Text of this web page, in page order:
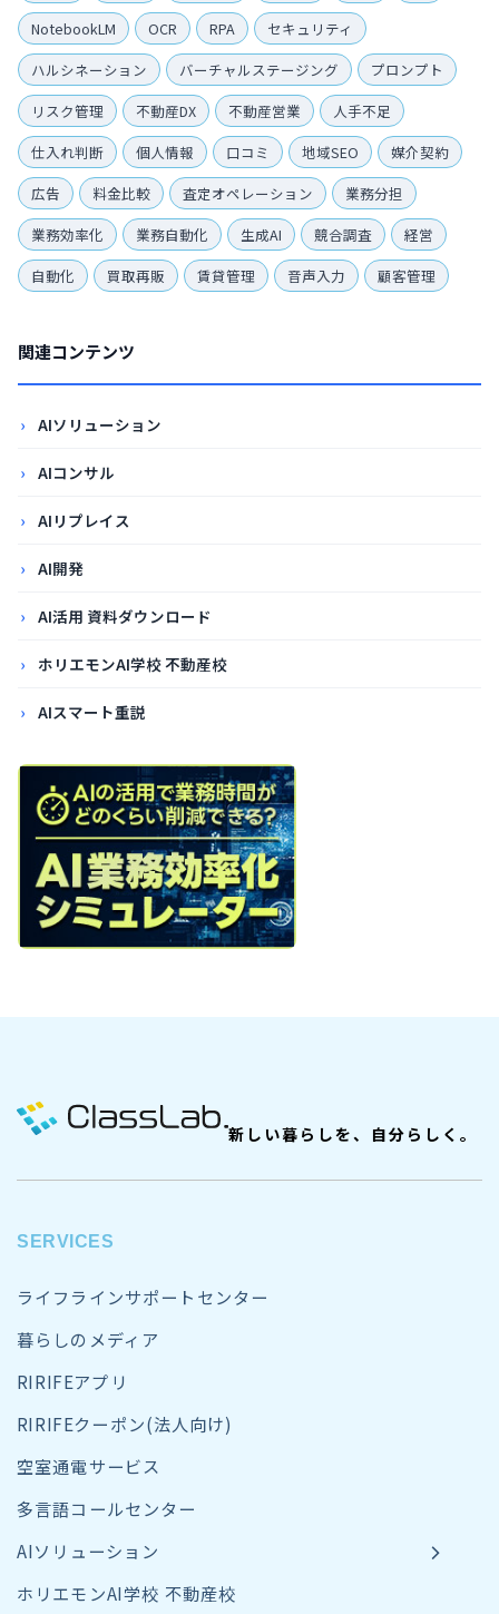
NotebookLM
OCR RPA
セキュリティ
ハルシネーション
バーチャルステージング
プロンプト
リスク管理
不動産DX 不動産営業
人手不足
仕入れ判断
個人情報 口コミ 地域SEO
媒介契約
広告
料金比較 査定オペレーション
業務分担
業務効率化
業務自動化 生成AI 競合調査
経営
自動化
買取再販 賃貸管理 音声入力 顧客管理
関連コンテンツ
AIソリューション
AIコンサル
AIリプレイス
AI開発
AI活用 資料ダウンロード
ホリエモンAI学校 不動産校
AIスマート重説
新しい暮らしを、自分らしく。
SERVICES
ライフラインサポートセンター
暮らしのメディア
RIRIFEアプリ
RIRIFEクーポン(法人向け)
空室通電サービス
多言語コールセンター
AIソリューション
ホリエモンAI学校 不動産校